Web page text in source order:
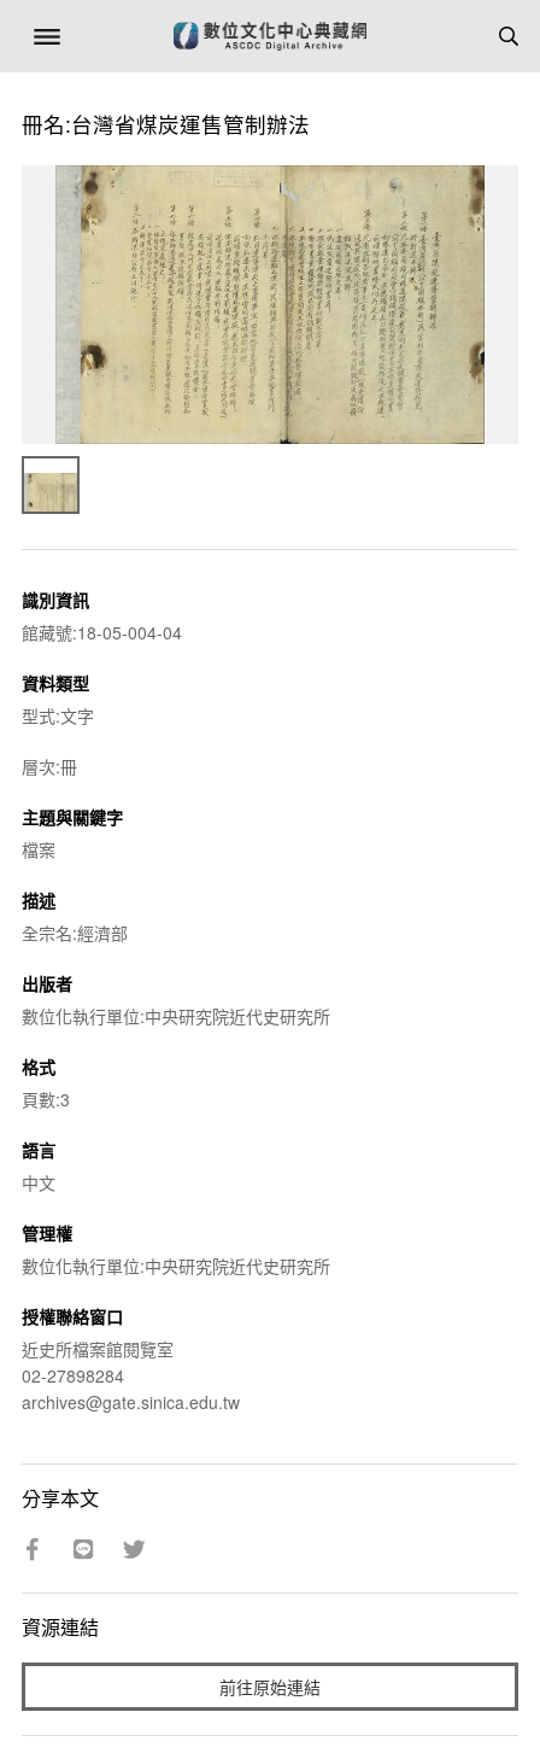
冊名:台灣省煤炭運售管制辦法
識別資訊
館藏號:18-05-004-04
資料類型
型式:文字
層次:冊
主題與關鍵字
檔案
描述
全宗名:經濟部
出版者
數位化執行單位:中央研究院近代史研究所
格式
頁數:3
語言
中文
管理權
數位化執行單位:中央研究院近代史研究所
授權聯絡窗口
近史所檔案館閱覽室
02-27898284
archives@gate.sinica.edu.tw
分享本文
資源連結
前往原始連結